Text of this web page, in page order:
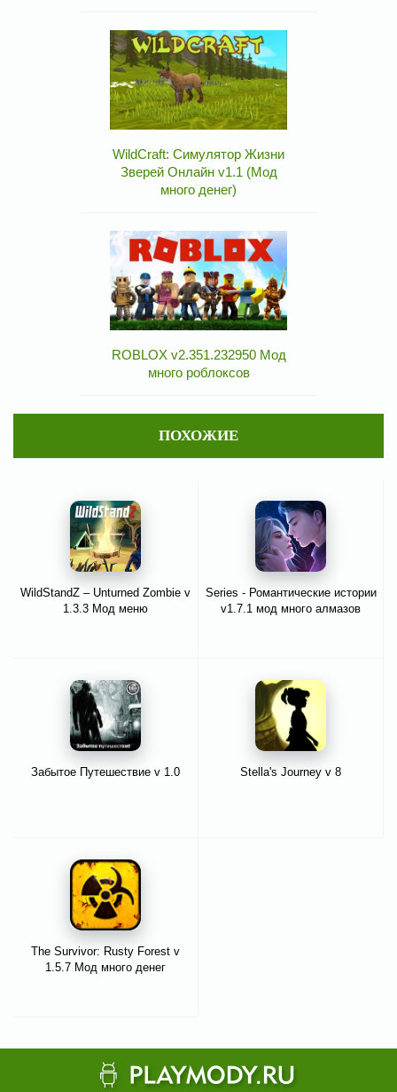
WildCraft: Симулятор Жизни
Зверей Онлайн v1.1 (Мод
много денег)
ROBLOX v2.351.232950 Мод
много роблоксов
ПОХОЖИЕ
WildStandZ – Unturned Zombie v
1.3.3 Мод меню
Series - Романтические истории
v1.7.1 мод много алмазов
Забытое Путешествие v 1.0 Stella's Journey v 8
The Survivor: Rusty Forest v
1.5.7 Мод много денег